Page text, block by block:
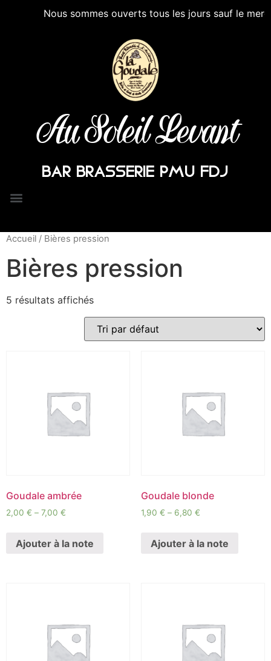
Nous sommes ouverts tous les jours sauf le
Au Soleil Levant
BAR BRASSERIE PMU FDJ
Accueil / Bières pression
Bières pression
5 résultats affichés
Goudale ambrée
2,00 € – 7,00 €
Ajouter à la note
Goudale blonde
1,90 € – 6,80 €
Ajouter à la note